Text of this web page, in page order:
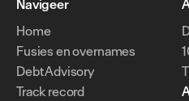
Navigeer
Home
Fusies en overnames
Debt Advisory
Track record